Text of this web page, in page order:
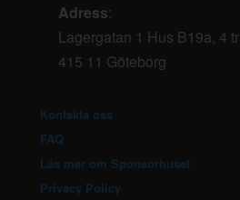
Adress:
Lagergatan 1 Hus B19a, 4 tr
415 11 Göteborg
Kontakta oss
FAQ
Läs mer om Sponsorhuset
Privacy Policy